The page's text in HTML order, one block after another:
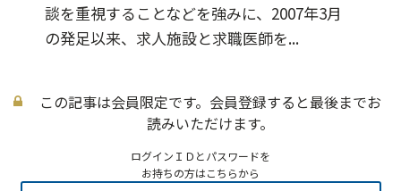
談を重視することなどを強みに、2007年3月
の発足以来、求人施設と求職医師を...
この記事は会員限定です。会員登録すると最後までお
読みいただけます。
ログインＩＤとパスワードを
お持ちの方はこちらから